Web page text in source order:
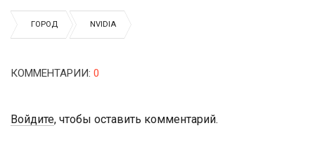
ГОРОД NVIDIA
КОММЕНТАРИИ: 0
Войдите, чтобы оставить комментарий.